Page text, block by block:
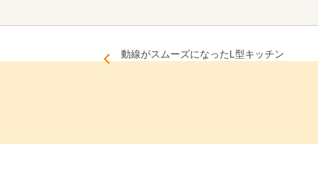
動線がスムーズになったL型キッチン